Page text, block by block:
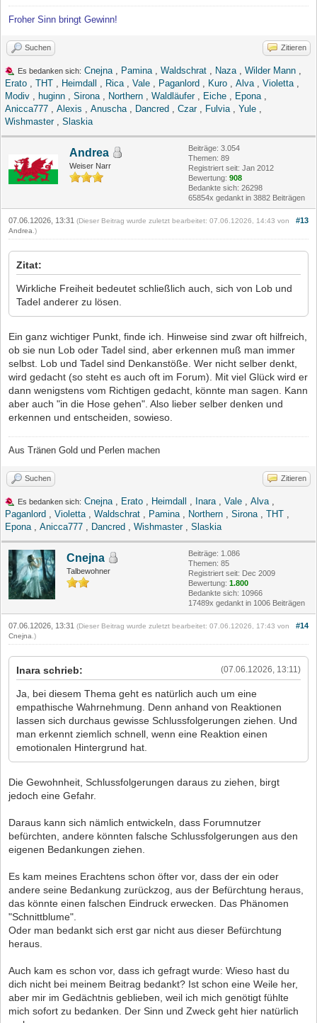
Froher Sinn bringt Gewinn!
Suchen Zitieren
Es bedanken sich: Cnejna Pamina Waldschrat Naza Wilder Mann
Erato
THT Heimdall Rica Vale Paganlord Kuro Alva Violetta
Modiv
huginn Sirona Northern Waldläufer, Eiche Epona
Anicca777
Alexis Anuscha Dancred Czar, Fulvia Yule
Wishmaster, Slaskia
Andrea
Weiser Narr
Beiträge: 3.054
Themen: 89
Registriert seit: Jan 2012
Bewertung: 908
Bedankte sich: 26298
65854x gedankt in 3882 Beiträgen
#13
07.06.12026, 13:31 (Dieser Beitrag wurde zuletzt bearbeitet: 07.06.12026, 14:43 von
Andrea .)
Zitat:
Wirkliche Freiheit bedeutet schließlich auch, sich von Lob und
Tadel anderer zu lösen.
Ein ganz wichtiger Punkt, finde ich. Hinweise sind zwar oft hilfreich,
ob sie nun Lob oder Tadel sind, aber erkennen muß man immer
selbst. Lob und Tadel sind Denkanstöße. Wer nicht selber denkt,
wird gedacht (so steht es auch oft im Forum). Mit viel Glück wird er
dann wenigstens vom Richtigen gedacht, könnte man sagen. Kann
aber auch "in die Hose gehen". Also lieber selber denken und
erkennen und entscheiden, sowieso.
Aus Tränen Gold und Perlen machen
Suchen Zitieren
Es bedanken sich: Cnejna Erato Heimdall Inara Vale Alva
Paganlord
Violetta Waldschrat Pamina Northern Sirona THT
Epona
Anicca777 Dancred Wishmaster, Slaskia
Cnejna
Talbewohner
Beiträge: 1.086
Themen: 85
Registriert seit: Dec 2009
Bewertung: 1.800
Bedankte sich: 10966
17489x gedankt in 1006 Beiträgen
#14
07.06.12026, 13:31 (Dieser Beitrag wurde zuletzt bearbeitet: 07.06.12026, 17:43 von
Cnejna .)
(07.06.12026, 13:11)
Inara schrieb:
Ja, bei diesem Thema geht es natürlich auch um eine
empathische Wahrnehmung. Denn anhand von Reaktionen
lassen sich durchaus gewisse Schlussfolgerungen ziehen. Und
man erkennt ziemlich schnell, wenn eine Reaktion einen
emotionalen Hintergrund hat.
Die Gewohnheit, Schlussfolgerungen daraus zu ziehen, birgt
jedoch eine Gefahr.
Daraus kann sich nämlich entwickeln, dass Forumnutzer
befürchten, andere könnten falsche Schlussfolgerungen aus den
eigenen Bedankungen ziehen.
Es kam meines Erachtens schon öfter vor, dass der ein oder
andere seine Bedankung zurückzog, aus der Befürchtung heraus,
das könnte einen falschen Eindruck erwecken. Das Phänomen
"Schnittblume".
Oder man bedankt sich erst gar nicht aus dieser Befürchtung
heraus.
Auch kam es schon vor, dass ich gefragt wurde: Wieso hast du
dich nicht bei meinem Beitrag bedankt? Ist schon eine Weile her,
aber mir im Gedächtnis geblieben, weil ich mich genötigt fühlte
mich sofort zu bedanken. Der Sinn und Zweck geht hier natürlich